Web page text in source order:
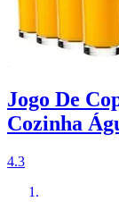
Jogo De
Cozinha
4.3